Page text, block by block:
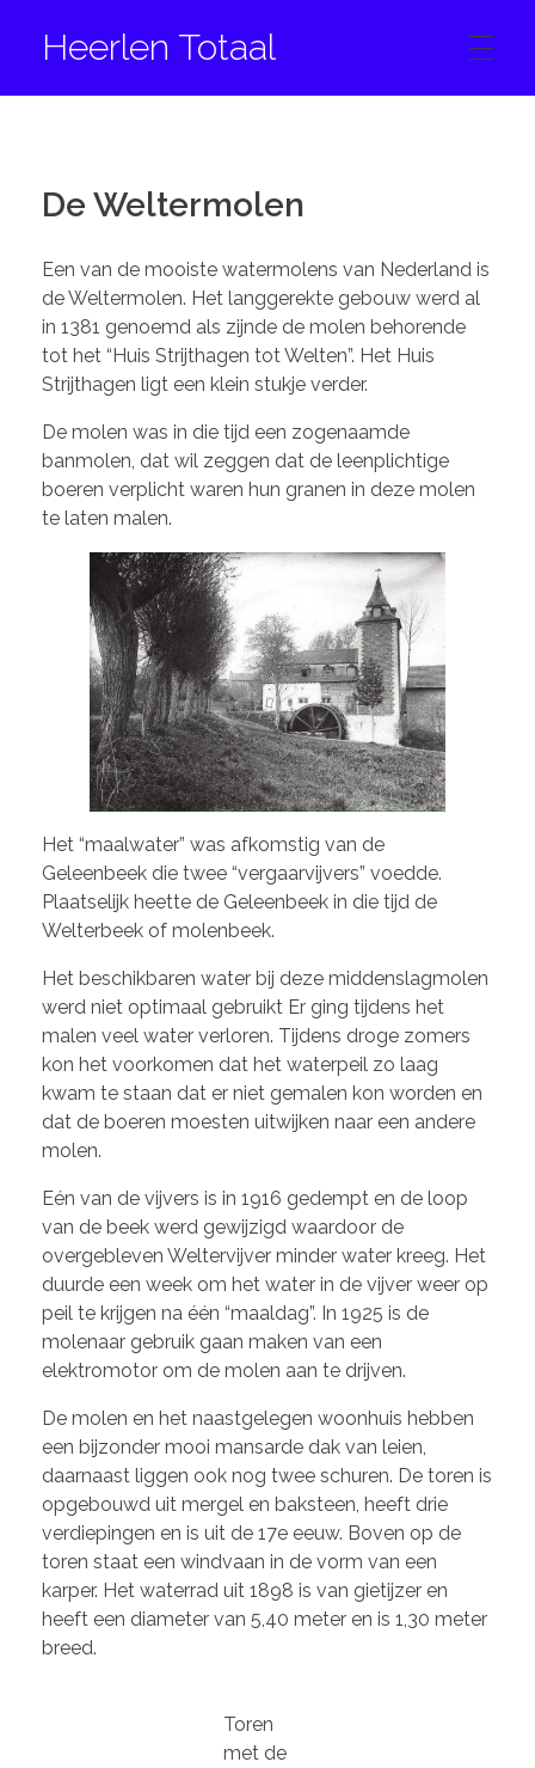
Heerlen Totaal
FACEBOOK
INSTAGRAM
De Weltermolen
Een van de mooiste watermolens van Nederland is
de Weltermolen. Het langgerekte gebouw werd al
in 1381 genoemd als zijnde de molen behorende
tot het “Huis Strijthagen tot Welten”. Het Huis
Strijthagen ligt een klein stukje verder.
De molen was in die tijd een zogenaamde
banmolen, dat wil zeggen dat de leenplichtige
boeren verplicht waren hun granen in deze molen
te laten malen.
Het “maalwater” was afkomstig van de
Geleenbeek die twee “vergaarvijvers” voedde.
Plaatselijk heette de Geleenbeek in die tijd de
Welterbeek of molenbeek.
Het beschikbaren water bij deze middenslagmolen
werd niet optimaal gebruikt Er ging tijdens het
malen veel water verloren. Tijdens droge zomers
kon het voorkomen dat het waterpeil zo laag
kwam te staan dat er niet gemalen kon worden en
dat de boeren moesten uitwijken naar een andere
molen.
Eén van de vijvers is in 1916 gedempt en de loop
van de beek werd gewijzigd waardoor de
overgebleven Weltervijver minder water kreeg. Het
duurde een week om het water in de vijver weer op
peil te krijgen na één “maaldag”. In 1925 is de
molenaar gebruik gaan maken van een
elektromotor om de molen aan te drijven.
De molen en het naastgelegen woonhuis hebben
een bijzonder mooi mansarde dak van leien,
daarnaast liggen ook nog twee schuren. De toren is
opgebouwd uit mergel en baksteen, heeft drie
verdiepingen en is uit de 17e eeuw. Boven op de
toren staat een windvaan in de vorm van een
karper. Het waterrad uit 1898 is van gietijzer en
heeft een diameter van 5,40 meter en is 1,30 meter
breed.
Toren
met de